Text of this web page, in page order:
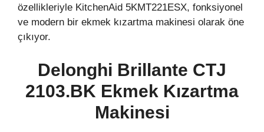
özellikleriyle KitchenAid 5KMT221ESX, fonksiyonel
ve modern bir ekmek kızartma makinesi olarak öne
çıkıyor.
Delonghi Brillante CTJ
2103.BK Ekmek Kızartma
Makinesi